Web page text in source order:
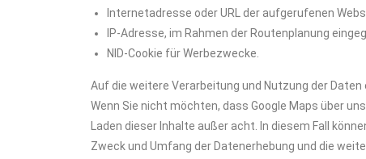
Internetadresse oder URL der aufgerufenen
IP-Adresse, im Rahmen der Routenplanung
NID-Cookie für Werbezwecke.
Auf die weitere Verarbeitung und Nutzung der
Wenn Sie nicht möchten, dass Google Maps über
Laden dieser Inhalte außer acht. In diesem Fall
Zweck und Umfang der Datenerhebung und die